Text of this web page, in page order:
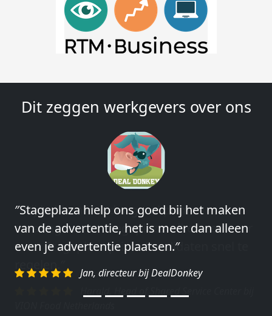
Dit zeggen werkgevers over ons
″Wij hebben in ieder geval prima
ervaringen met Stageplaza: elke keer weer
weet Stageplaza prima kandidaten snel te
regelen.″